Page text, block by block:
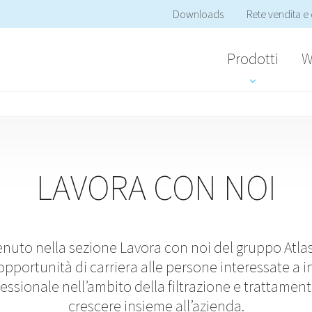
Downloads Rete vendita
Prodotti
LAVORA CON NOI
nella sezione Lavora con noi del gruppo
di carriera alle persone interessate a
nell’ambito della filtrazione e
crescere insieme all’azienda.